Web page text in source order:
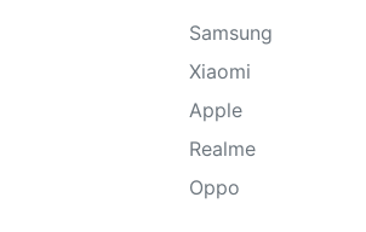
Samsung
Xiaomi
Apple
Realme
Oppo